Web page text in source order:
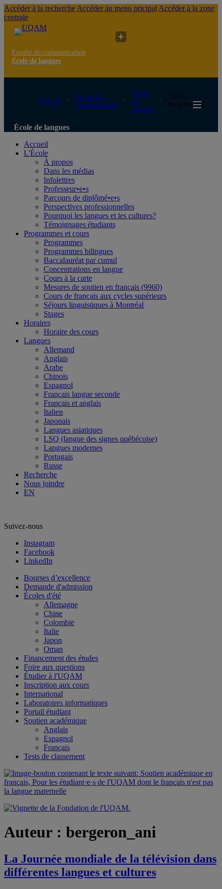
Accéder à la recherche Accéder au menu pricipal Accéder à la zone
centrale
Faculté de communication
École de langues
UQAM
Faculté de
communication
École
de
langues
Auteur :
bergeron_ani
École de langues
Accueil
L'École
À propos
Dans les médias
Infolettres
Professeur•e•s
Parcours de diplômé•e•s
Perspectives professionnelles
Pourquoi les langues et les cultures?
Témoignages étudiants
Programmes et cours
Programmes
Programmes bilingues
Baccalauréat par cumul
Concentrations en langue
Cours à la carte
Mesures de soutien en français (9960)
Cours de français aux cycles supérieurs
Séjours linguistiques à Montréal
Stages
Horaires
Horaire des cours
Langues
Allemand
Anglais
Arabe
Chinois
Espagnol
Français langue seconde
Français et anglais
Italien
Japonais
Langues asiatiques
LSQ (langue des signes québécoise)
Langues modernes
Portugais
Russe
Recherche
Nous joindre
EN
Suivez-nous
Instagram
Facebook
LinkedIn
Bourses d’excellence
Demande d'admission
Écoles d'été
Allemagne
Chine
Colombie
Italie
Japon
Oman
Financement des études
Foire aux questions
Étudier à l'UQAM
Inscription aux cours
International
Laboratoires informatiques
Portail étudiant
Soutien académique
Anglais
Espagnol
Français
Tests de classement
Auteur : bergeron_ani
La Journée mondiale de la télévision dans
différentes langues et cultures